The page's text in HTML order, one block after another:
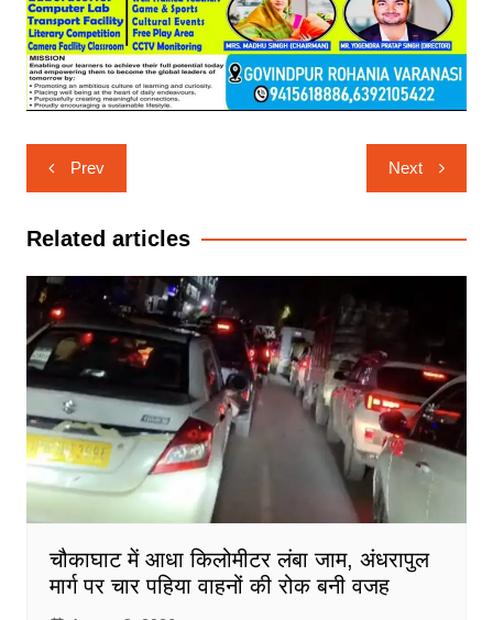
Post
navigation
Prev Next
Related articles
चौकाघाट में आधा किलोमीटर लंबा जाम, अंधरापुल
मार्ग पर चार पहिया वाहनों की रोक बनी वजह